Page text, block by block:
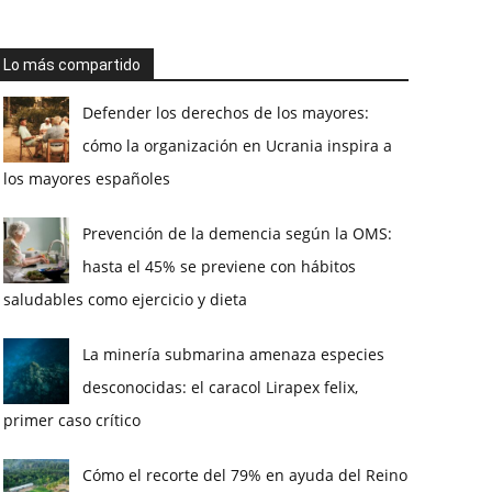
Lo más compartido
Defender los derechos de los mayores:
cómo la organización en Ucrania inspira a
los mayores españoles
Prevención de la demencia según la OMS:
hasta el 45% se previene con hábitos
saludables como ejercicio y dieta
La minería submarina amenaza especies
desconocidas: el caracol Lirapex felix,
primer caso crítico
Cómo el recorte del 79% en ayuda del Reino